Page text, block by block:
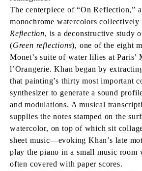
The centerpiece of “On Reflection,”
monochrome watercolors
Reflection, is a deconstructive study
(Green reflections), one of the eight
Monet’s suite of water lilies at Paris’
l’Orangerie. Khan began by
that painting’s thirty most important
synthesizer to generate a sound
and modulations. A musical
supplies the notes stamped on the
watercolor, on top of which sit
sheet music—evoking Khan’s late
play the piano in a small music room
often covered with paper scores.